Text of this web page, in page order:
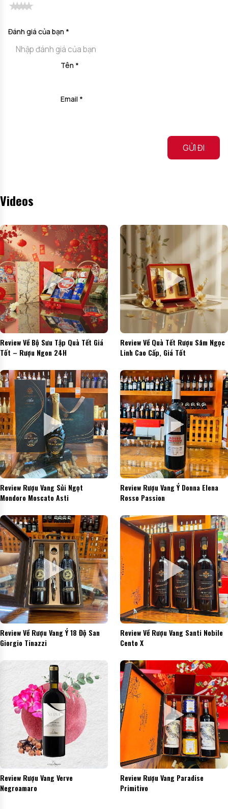
Đánh giá của bạn *
Tên *
Email *
Videos
Review Về Bộ Sưu Tập Quà Tết Giá
Tốt – Rượu Ngon 24H
Review Về Quà Tết Rượu Sâm Ngọc
Linh Cao Cấp, Giá Tốt
Review Rượu Vang Sủi Ngọt
Mondoro Moscato Asti
Review Rượu Vang Ý Donna Elena
Rosso Passion
Review Về Rượu Vang Ý 18 Độ San
Giorgio Tinazzi
Review Về Rượu Vang Santi Nobile
Cento X
Review Rượu Vang Verve
Negroamaro
Review Rượu Vang Paradise
Primitivo